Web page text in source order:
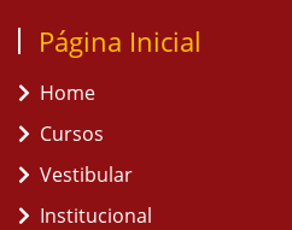
Página Inicial
Home
Cursos
Vestibular
Institucional